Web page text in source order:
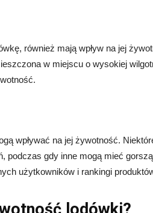
również mają wpływ na jej
w miejscu o wysokiej
wpływać na jej żywotność.
podczas gdy inne mogą mieć
użytkowników i rankingi